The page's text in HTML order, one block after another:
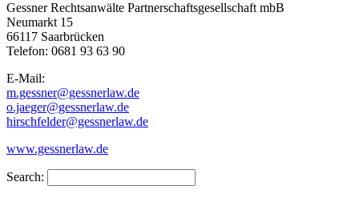
Gessner Rechtsanwälte Partnerschaftsgesellschaft mbB
Neumarkt 15
66117 Saarbrücken
Telefon: 0681 93 63 90
E-Mail:
m.gessner@gessnerlaw.de
o.jaeger@gessnerlaw.de
hirschfelder@gessnerlaw.de
www.gessnerlaw.de
Search: